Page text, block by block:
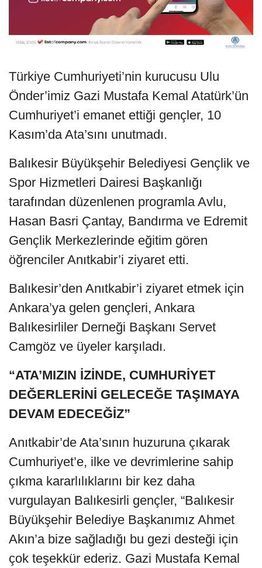
Türkiye Cumhuriyeti’nin kurucusu Ulu
Önder’imiz Gazi Mustafa Kemal Atatürk’ün
Cumhuriyet’i emanet ettiği gençler, 10
Kasım’da Ata’sını unutmadı.
Balıkesir Büyükşehir Belediyesi Gençlik ve
Spor Hizmetleri Dairesi Başkanlığı
tarafından düzenlenen programla Avlu,
Hasan Basri Çantay, Bandırma ve Edremit
Gençlik Merkezlerinde eğitim gören
öğrenciler Anıtkabir’i ziyaret etti.
Balıkesir’den Anıtkabir’i ziyaret etmek için
Ankara’ya gelen gençleri, Ankara
Balıkesirliler Derneği Başkanı Servet
Camgöz ve üyeler karşıladı.
“ATA’MIZIN İZİNDE, CUMHURİYET
DEĞERLERİNİ GELECEĞE TAŞIMAYA
DEVAM EDECEĞİZ”
Anıtkabir’de Ata’sının huzuruna çıkarak
Cumhuriyet’e, ilke ve devrimlerine sahip
çıkma kararlılıklarını bir kez daha
vurgulayan Balıkesirli gençler, “Balıkesir
Büyükşehir Belediye Başkanımız Ahmet
Akın’a bize sağladığı bu gezi desteği için
çok teşekkür ederiz. Gazi Mustafa Kemal